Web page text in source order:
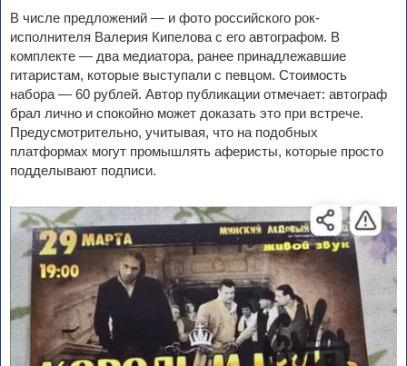
В числе предложений — и фото российского рок-
исполнителя Валерия Кипелова с его автографом. В
комплекте — два медиатора, ранее принадлежавшие
гитаристам, которые выступали с певцом. Стоимость
набора — 60 рублей. Автор публикации отмечает: автограф
брал лично и спокойно может доказать это при встрече.
Предусмотрительно, учитывая, что на подобных
платформах могут промышлять аферисты, которые просто
подделывают подписи.